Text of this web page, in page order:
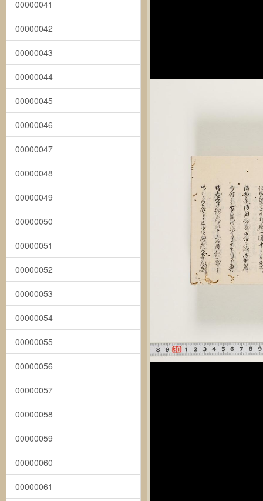
00000041
00000042
00000043
00000044
00000045
00000046
00000047
00000048
00000049
00000050
00000051
00000052
00000053
00000054
00000055
00000056
00000057
00000058
00000059
00000060
00000061